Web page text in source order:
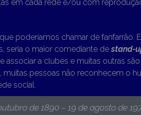
em cada rede e/ou com
poderíamos chamar de fanfarrão.
seria o maior comediante destand-
associar a clubes e muitas outras
muitas pessoas não reconhecem o
social.
de 1890 – 19 de agosto de